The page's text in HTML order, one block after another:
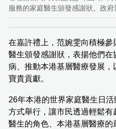
服務的家庭醫生頒發感謝狀。政
在嘉許禮上，范婉雯向積極
醫生頒發感謝狀，表揚他們
病、推動本港基層醫療發展
寶貴貢獻。
26年本港的世界家庭醫生日
方式舉行，讓市民透過輕鬆
醫生的角色、本港基層醫療